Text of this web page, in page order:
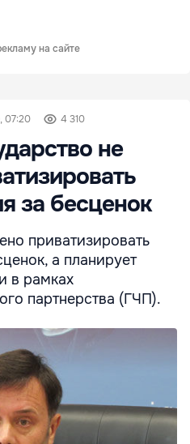
на сайте
07:20 4 310
не
за бесценок
приватизировать
а планирует
в рамках
партнерства (ГЧП).